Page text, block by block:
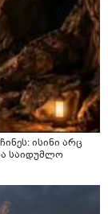
ისინი არც
საიდუმლო